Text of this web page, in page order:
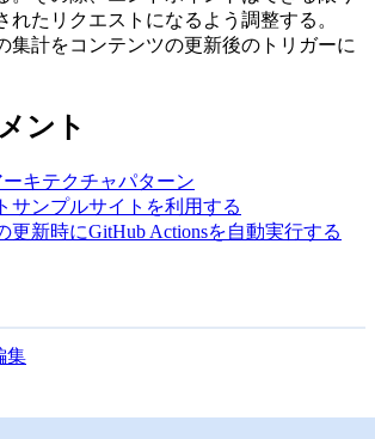
れたリクエストになるよう調整する。
集計をコンテンツの更新後のトリガーに
ント
ーキテクチャパターン
サンプルサイトを利用する
更新時にGitHub Actionsを自動実行する
集